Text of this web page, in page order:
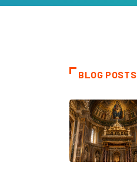
BLOG POSTS